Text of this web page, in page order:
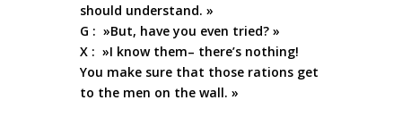
should understand. »
G : »But, have you even tried? »
X : »I know them– there’s nothing!
You make sure that those rations get
to the men on the wall. »